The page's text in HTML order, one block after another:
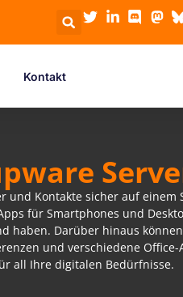
Kontakt
Kontakte sicher auf einem
für Smartphones und
haben. Darüber hinaus
und verschiedene
all Ihre digitalen Bedürfnisse.